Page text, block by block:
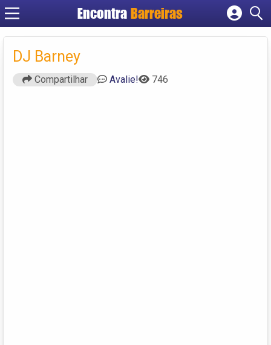
EncontraBarreiras
Cadastrar empresa
DJ Barney
Compartilhar Avalie! 746